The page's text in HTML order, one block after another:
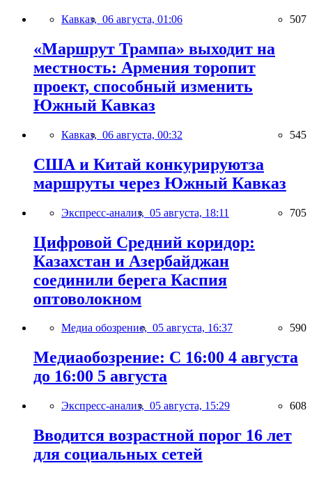
Кавказ, 06 августа, 01:06 507
«Маршрут Трампа» выходит на
местность: Армения торопит
проект, способный изменить
Южный Кавказ
Кавказ, 06 августа, 00:32 545
США и Китай конкурируютза
маршруты через Южный Кавказ
Экспресс-анализ, 05 августа, 18:11 705
Цифровой Средний коридор:
Казахстан и Азербайджан
соединили берега Каспия
оптоволокном
Медиа обозрение, 05 августа, 16:37 590
Медиаобозрение: С 16:00 4 августа
до 16:00 5 августа
Экспресс-анализ, 05 августа, 15:29 608
Вводится возрастной порог 16 лет
для социальных сетей